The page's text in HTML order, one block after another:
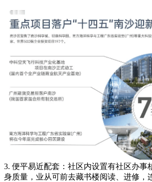
3. 便平易近配套：社区内设置有社区办事
身质量，业从可前去藏书楼阅读、进修，